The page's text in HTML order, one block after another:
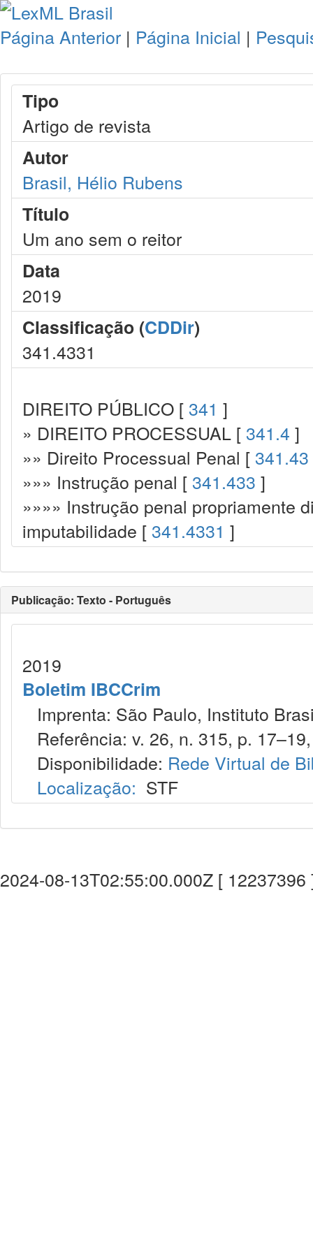
Página Anterior | Página Inicial |
Tipo
Artigo de revista
Autor
Brasil, Hélio Rubens
Título
Um ano sem o reitor
Data
2019
Classificação (CDDir)
341.4331
DIREITO PÚBLICO [ 341 ]
» DIREITO PROCESSUAL [ 341.4 ]
»» Direito Processual Penal [ 341.43
»»» Instrução penal [ 341.433 ]
»»»» Instrução penal propriamente
imputabilidade [ 341.4331 ]
Publicação: Texto - Português
2019
Boletim IBCCrim
Imprenta: São Paulo, Instituto
Referência: v. 26, n. 315, p.
Disponibilidade: Rede Virtual de
Localização: STF
2024-08-13T02:55:00.000Z [ 12237396